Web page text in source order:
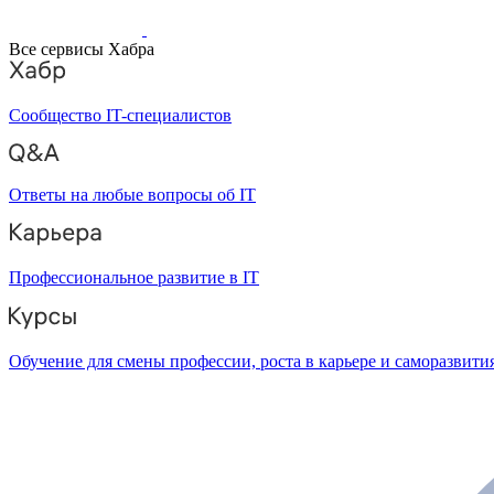
Все сервисы Хабра
Сообщество IT-специалистов
Ответы на любые вопросы об IT
Профессиональное развитие в IT
Обучение для смены профессии, роста в карьере и